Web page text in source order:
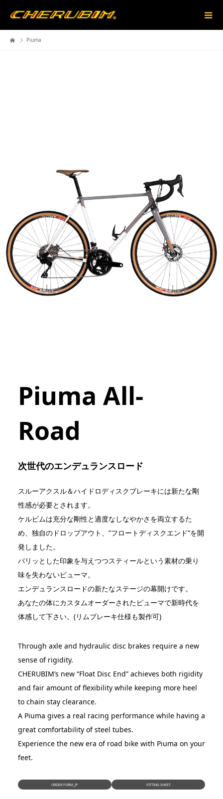
Piuma
Piuma All-
Road
次世代のエンデュランスロード
スルーアクスル＆ハイドロディスクブレーキには新たな剛
性感が必要とされます。
ケルビムは充分な剛性と適度なしなやかさを両立するた
め、独自のドロップアウト、”フロートディスクエンド”を開
発しました。
パリッとした印象を与えつつスティールという素材の乗り
味を失わないピューマ。
エンデュランスロードの新たなステージの幕開けです。
あなたの体にカスタムオーダーされたピューマで新時代を
体感して下さい。(リムブレーキ仕様も製作可)
Through axle and hydraulic disc brakes require a new
sense of rigidity.
CHERUBIM’s new “Float Disc End” achieves both rigidity
and fair amount of flexibility while keeping more heel
to chain stay clearance.
A Piuma gives a real racing performance while having a
great comfortability of steel tubes.
Experience the new era of road bike with Piuma on your
feet.
ORDER FORM_JP FITTING SHEET